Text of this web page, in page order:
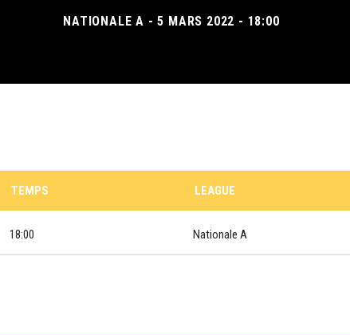
NATIONALE A - 5 MARS 2022 - 18:00
TEMPS LEAGUE
18:00 Nationale A